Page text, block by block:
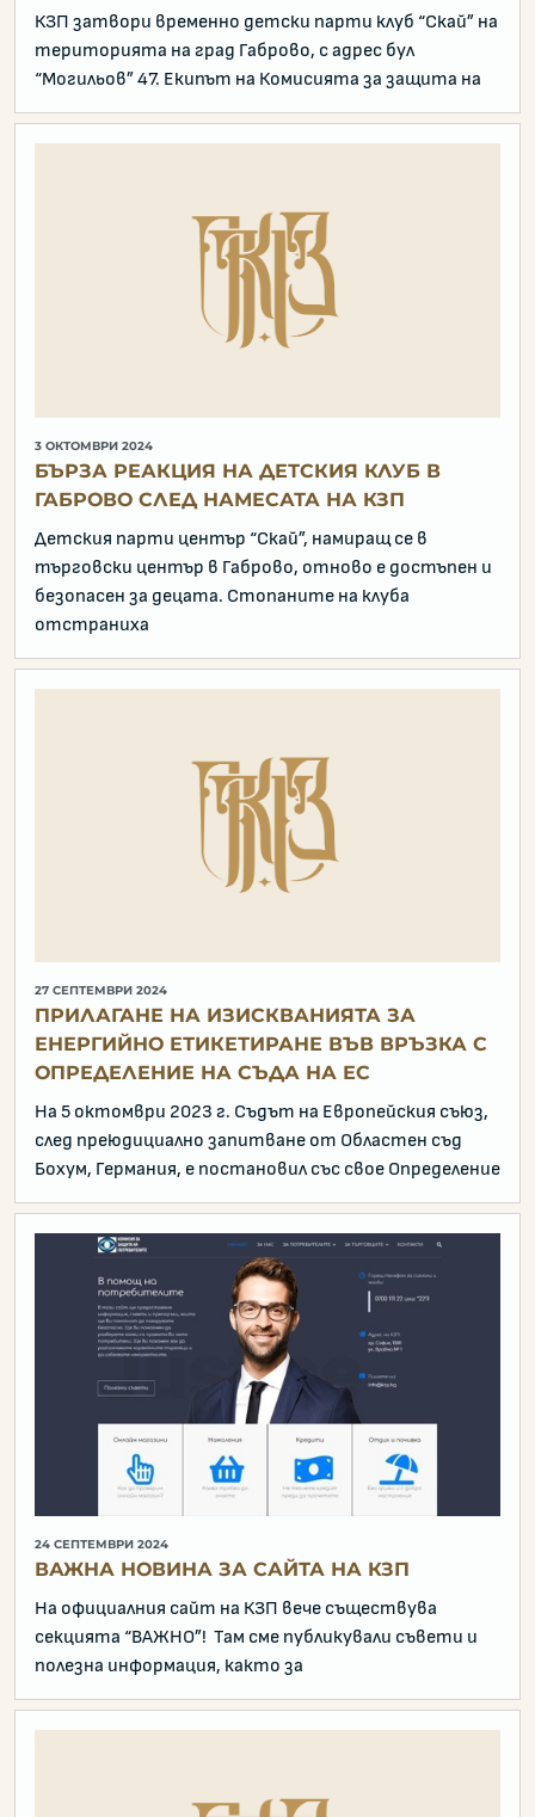
КЗП затвори временно детски парти клуб “Скай” на
територията на град Габрово, с адрес бул
“Могильов” 47. Eкипът на Комисията за защита на
3 ОКТОМВРИ 2024
БЪРЗА РЕАКЦИЯ НА ДЕТСКИЯ КЛУБ В
ГАБРОВО СЛЕД НАМЕСАТА НА КЗП
Детския парти център “Скай”, намиращ се в
търговски център в Габрово, отново е достъпен и
безопасен за децата. Стопаните на клуба
отстраниха
27 СЕПТЕМВРИ 2024
ПРИЛАГАНЕ НА ИЗИСКВАНИЯТА ЗА
ЕНЕРГИЙНО ЕТИКЕТИРАНЕ ВЪВ ВРЪЗКА С
ОПРЕДЕЛЕНИЕ НА СЪДА НА ЕС
На 5 октомври 2023 г. Съдът на Европейския съюз,
след преюдициално запитване от Областен съд
Бохум, Германия, е постановил със свое Определение
24 СЕПТЕМВРИ 2024
ВАЖНА НОВИНА ЗА САЙТА НА КЗП
На официалния сайт на КЗП вече съществува
секцията “ВАЖНО”! Там сме публикували съвети и
полезна информация, както за